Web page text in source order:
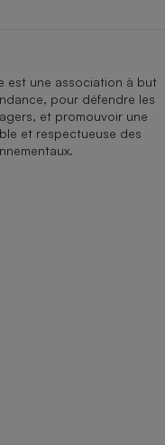
est une association à but
pour défendre les
et promouvoir une
et respectueuse des